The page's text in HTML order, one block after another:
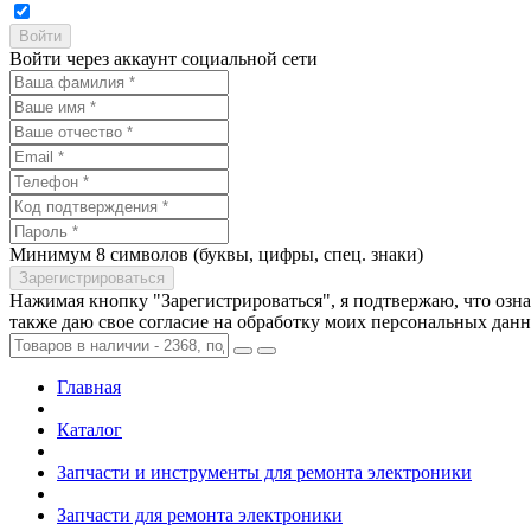
Войти через аккаунт социальной сети
Минимум 8 символов (буквы, цифры, спец. знаки)
Нажимая кнопку "Зарегистрироваться", я подтвержаю, что
также даю свое согласие на обработку моих персональных
Главная
Каталог
Запчасти и инструменты для ремонта электроники
Запчасти для ремонта электроники